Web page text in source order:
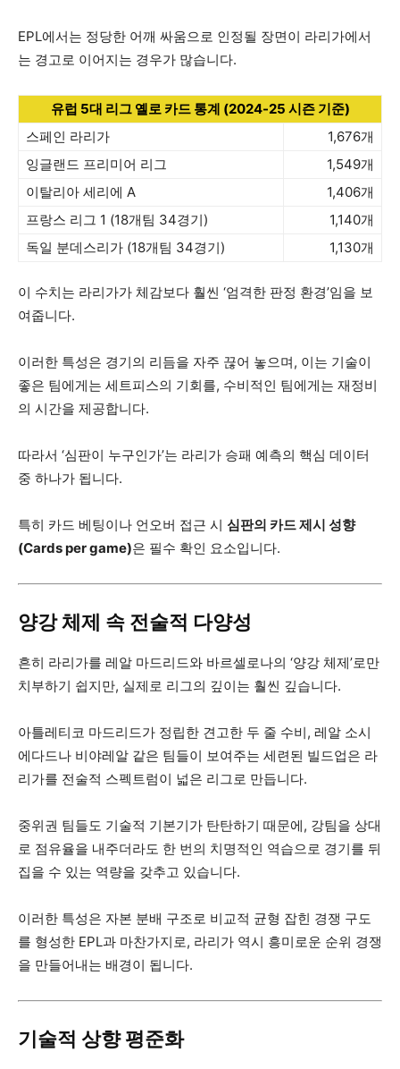
EPL에서는 정당한 어깨 싸움으로 인정될 장면이 라리가에서
는 경고로 이어지는 경우가 많습니다.
유럽 5대 리그 옐로 카드 통계 (2024-25 시즌 기준)
스페인 라리가
1,676개
잉글랜드 프리미어 리그
1,549개
이탈리아 세리에 A
1,406개
프랑스 리그 1 (18개팀 34경기)
1,140개
독일 분데스리가 (18개팀 34경기)
1,130개
이 수치는 라리가가 체감보다 훨씬 ‘엄격한 판정 환경’임을 보
여줍니다.
이러한 특성은 경기의 리듬을 자주 끊어 놓으며, 이는 기술이
좋은 팀에게는 세트피스의 기회를, 수비적인 팀에게는 재정비
의 시간을 제공합니다.
따라서 ‘심판이 누구인가’는 라리가 승패 예측의 핵심 데이터
중 하나가 됩니다.
특히 카드 베팅이나 언오버 접근 시 심판의 카드 제시 성향
(Cards per game)은 필수 확인 요소입니다.
양강 체제 속 전술적 다양성
흔히 라리가를 레알 마드리드와 바르셀로나의 ‘양강 체제’로만
치부하기 쉽지만, 실제로 리그의 깊이는 훨씬 깊습니다.
아틀레티코 마드리드가 정립한 견고한 두 줄 수비, 레알 소시
에다드나 비야레알 같은 팀들이 보여주는 세련된 빌드업은 라
리가를 전술적 스펙트럼이 넓은 리그로 만듭니다.
중위권 팀들도 기술적 기본기가 탄탄하기 때문에, 강팀을 상대
로 점유율을 내주더라도 한 번의 치명적인 역습으로 경기를 뒤
집을 수 있는 역량을 갖추고 있습니다.
이러한 특성은 자본 분배 구조로 비교적 균형 잡힌 경쟁 구도
를 형성한 EPL과 마찬가지로, 라리가 역시 흥미로운 순위 경쟁
을 만들어내는 배경이 됩니다.
기술적 상향 평준화